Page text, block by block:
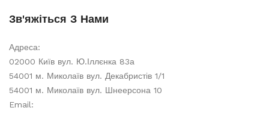
Зв'яжіться З Нами
Адреса:
02000 Київ вул. Ю.Іллєнка 83а
54001 м. Миколаїв вул. Декабристів 1/1
54001 м. Миколаїв вул. Шнеерсона 10
Email: